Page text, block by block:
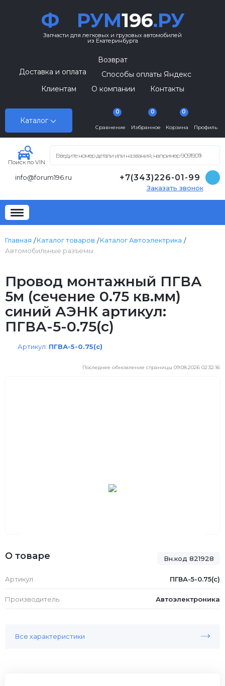
Ф РУМ196.РУ
Запчасти для легковых и грузовых автомобилей
из Екатеринбурга
Каталог
Возврат
Доставка и оплата
Способы оплаты Яндекс
Клиентам
О компании Контакты
Сравнение
0
Избранное
0
Корзина
0
Профиль
Поиск по VIN
info@forum196.ru +7(343)226-01-99
Заказать звонок
Главная Каталог товаров
Каталог Автоэлектрика
Автомобильные разъемы
Провод монтажный ПГВА
5м (сечение 0.75 кв.мм)
синий АЭНК артикул:
ПГВА-5-0.75(с)
Артикул: ПГВА-5-0.75(с)
Последнее обновление страницы 09.08.2026 02:32:16
Вн.код 821928
О товаре
Артикул ПГВА-5-0.75(с)
Производитель Автоэлектроника
Все характеристики